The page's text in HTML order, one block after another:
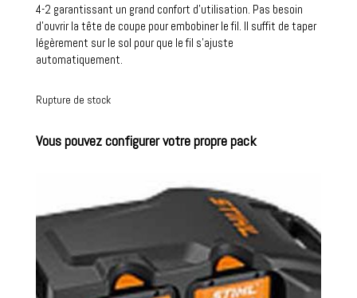
4-2 garantissant un grand confort d’utilisation. Pas besoin
d’ouvrir la tête de coupe pour embobiner le fil. Il suffit de taper
légèrement sur le sol pour que le fil s’ajuste
automatiquement.
Rupture de stock
Vous pouvez configurer votre propre pack